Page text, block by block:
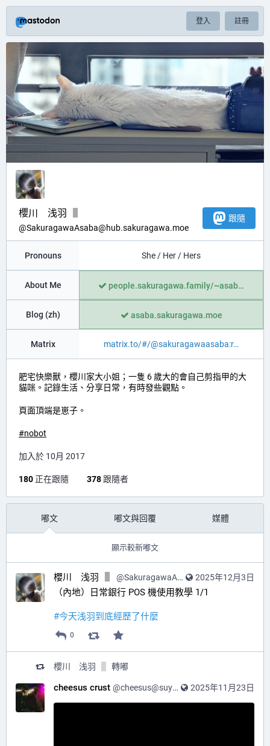
登入 註冊
櫻川 浅羽
@SakuragawaAsaba@hub.sakuragawa.moe
跟隨
Pronouns She / Her / Hers
About Me people.sakuragawa.family/~asab
Blog (zh) asaba.sakuragawa.moe
Matrix matrix.to/#/@sakuragawaasaba:r
肥宅快樂獸，櫻川家大小姐；一隻 6 歲大的會自己剪指甲的大
貓咪。記錄生活、分享日常，有時發些觀點。
頁面頂端是崽子。
#nobot
加入於 10月 2017
180 正在跟隨 378 跟隨者
嘟文 嘟文與回覆 媒體
顯示較新嘟文
2025年12月3日
櫻川 浅羽 @SakuragawaAsaba@hub.sakuragawa.moe
（內地）日常銀行 POS 機使用教學 1/1
#今天浅羽到底經歷了什麼
0
櫻川 浅羽 轉嘟
2025年11月23日
cheesus crust @cheesus@suya.place